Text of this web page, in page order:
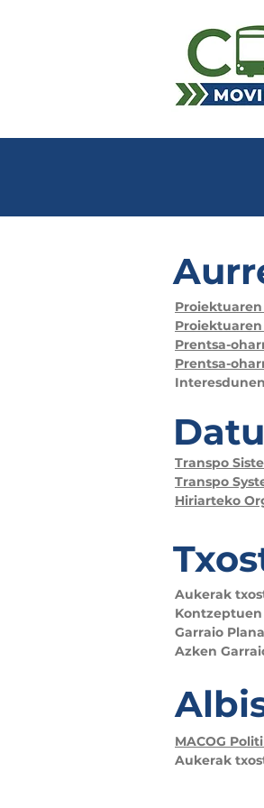
Prentsa-
Prentsa-
Transpo
Transpo
Hiriarteko
Aukerak
Garraio
Azken
MACOG
Aukerak